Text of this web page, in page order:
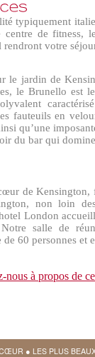
typiquement
centre de fitness,
rendront votre
le jardin de
le Brunello est
fauteuils en
qu’une
du bar qui
de Kensington,
non loin
London
salle de
60 personnes et
nous à propos de
● LES PLUS